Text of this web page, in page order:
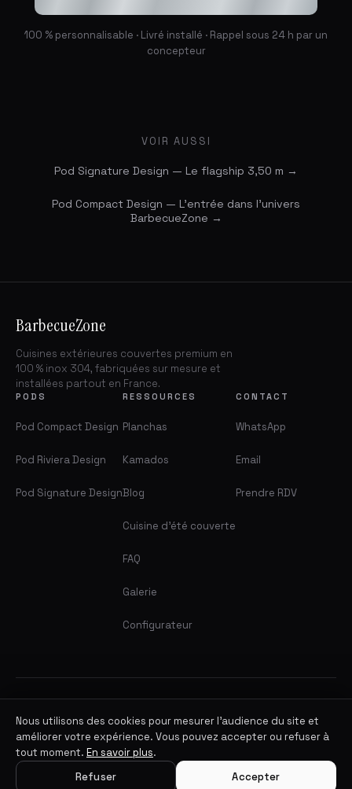
100 % personnalisable · Livré installé · Rappel sous 24 h par un
concepteur
VOIR AUSSI
Pod Signature Design — Le flagship 3,50 m →
Pod Compact Design — L'entrée dans l'univers
BarbecueZone →
BarbecueZone
Cuisines extérieures couvertes premium en
100 % inox 304, fabriquées sur mesure et
installées partout en France.
PODS
Pod Compact Design
Pod Riviera Design
Pod Signature Design
RESSOURCES
Planchas
Kamados
Blog
Cuisine d'été couverte
FAQ
Galerie
Configurateur
CONTACT
WhatsApp
Email
Prendre RDV
© 2026 BarbecueZone. Tous droits réservés.
Mentions légales
Politique de confidentialité · CGV
Configurer mon Pod sur mesure
Nous utilisons des cookies pour mesurer l'audience du site et
améliorer votre expérience. Vous pouvez accepter ou refuser à
tout moment. En savoir plus.
Refuser
Accepter